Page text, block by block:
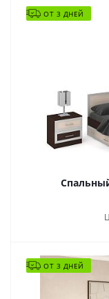
ОТ 3 ДНЕЙ
ОТ 3 ДНЕЙ